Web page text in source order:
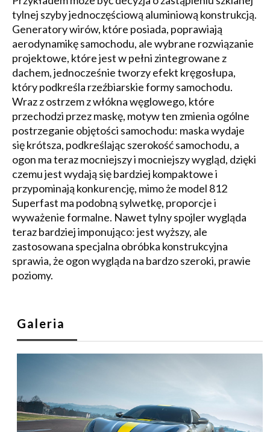
tylnej szyby jednoczęściową aluminiową konstrukcją.
Generatory wirów, które posiada, poprawiają
aerodynamikę samochodu, ale wybrane rozwiązanie
projektowe, które jest w pełni zintegrowane z
dachem, jednocześnie tworzy efekt kręgosłupa,
który podkreśla rzeźbiarskie formy samochodu.
Wraz z ostrzem z włókna węglowego, które
przechodzi przez maskę, motyw ten zmienia ogólne
postrzeganie objętości samochodu: maska wydaje
się krótsza, podkreślając szerokość samochodu, a
ogon ma teraz mocniejszy i mocniejszy wygląd, dzięki
czemu jest wydają się bardziej kompaktowe i
przypominają konkurencję, mimo że model 812
Superfast ma podobną sylwetkę, proporcje i
wyważenie formalne. Nawet tylny spojler wygląda
teraz bardziej imponująco: jest wyższy, ale
zastosowana specjalna obróbka konstrukcyjna
sprawia, że ogon wygląda na bardzo szeroki, prawie
poziomy.
Galeria